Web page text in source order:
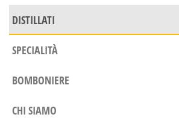
DISTILLATI
SPECIALITÀ
BOMBONIERE
CHI SIAMO